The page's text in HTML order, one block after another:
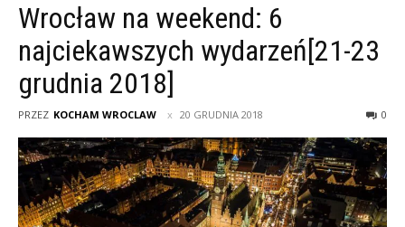
Wrocław na weekend: 6
najciekawszych wydarzeń[21-23
grudnia 2018]
PRZEZ KOCHAM WROCLAW 20 GRUDNIA 2018 0